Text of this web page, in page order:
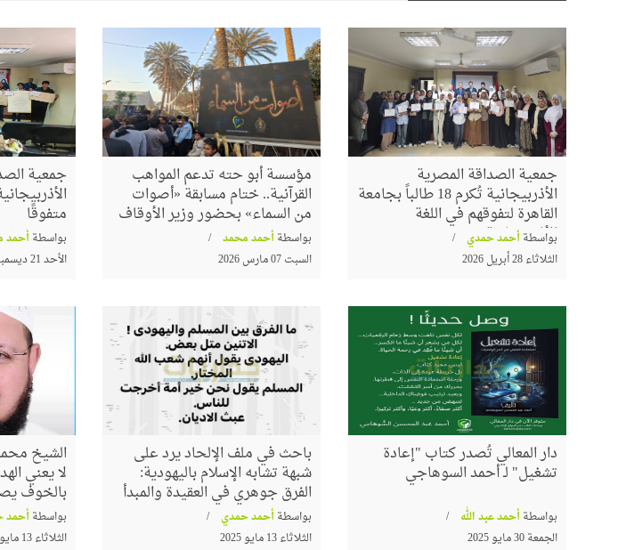
جمعية الصداقة المصرية
الأذربيجانية تُكرم 18 طالباً بجامعة
القاهرة لتفوقهم في اللغة
الأذربيجانية
بواسطةأحمد حمدي
الثلاثاء 28 أبريل 2026
مؤسسة أبو حته تدعم المواهب
القرآنية.. ختام مسابقة «أصوات
من السماء» بحضور وزير الأوقاف
بواسطةأحمد محمد
السبت 07 مارس 2026
جمعية
متفوقًا
بواسطةأحمد
الأحد 21 ديسمبر 2025
دار المعالي تُصدر كتاب "إعادة
تشغيل" لـ أحمد السوهاجي
بواسطةأحمد عبد الله
الجمعة 30 مايو 2025
باحث في ملف الإلحاد يرد على
شبهة تشابه الإسلام باليهودية:
الفرق جوهري في العقيدة والمبدأ
بواسطةأحمد حمدي
الثلاثاء 13 مايو 2025
الشيخ
لا يعني
بالخوف
بواسطةأحمد
الثلاثاء 13 مايو 2025